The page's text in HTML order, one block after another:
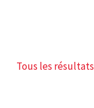
Tous les résultats